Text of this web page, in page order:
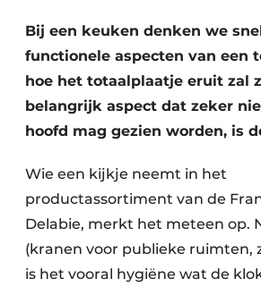
Bij een keuken denken we
functionele aspecten van een
hoe het totaalplaatje eruit zal
belangrijk aspect dat zeker
hoofd mag gezien worden, is
Wie een kijkje neemt in het
productassortiment van de
Delabie, merkt het meteen op.
(kranen voor publieke ruimten,
is het vooral hygiëne wat de